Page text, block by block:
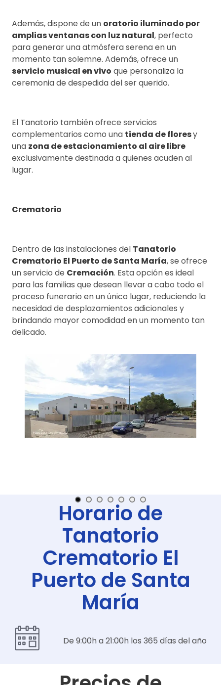
Además, dispone de un oratorio iluminado por
amplias ventanas con luz natural, perfecto
para generar una atmósfera serena en un
momento tan solemne. Además, ofrece un
servicio musical en vivo que personaliza la
ceremonia de despedida del ser querido.
El Tanatorio también ofrece servicios
complementarios como una tienda de floresy
una zona de estacionamiento al aire libre
exclusivamente destinada a quienes acuden al
lugar.
Crematorio
Dentro de las instalaciones del Tanatorio
Crematorio El Puerto de Santa María, se ofrece
un servicio de Cremación. Esta opción es ideal
para las familias que desean llevar a cabo todo el
proceso funerario en un único lugar, reduciendo la
necesidad de desplazamientos adicionales y
brindando mayor comodidad en un momento tan
delicado.
Horario de
Tanatorio
Crematorio El
Puerto de Santa
María
De 9:00h a 21:00h los 365 días del año